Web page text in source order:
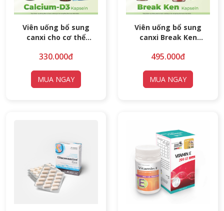
Viên uống bổ sung
canxi cho cơ thể
330.000đ
MUA NGAY
Viên uống bổ sung
canxi Break Ken
495.000đ
MUA NGAY